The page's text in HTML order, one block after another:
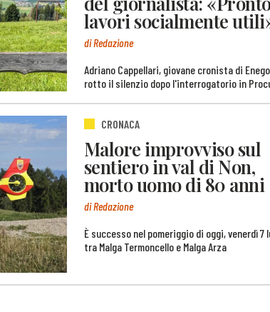
lavori socialmente
di Redazione
Adriano Cappellari, giovane cronista di
rotto il silenzio dopo l'interrogatorio in
CRONACA
Malore improvviso sul
sentiero in val di Non,
morto uomo di 80 anni
di Redazione
È successo nel pomeriggio di oggi, venerdì 7
tra Malga Termoncello e Malga Arza